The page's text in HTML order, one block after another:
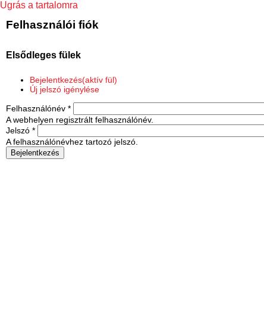
Ugrás a tartalomra
Felhasználói fiók
Elsődleges fülek
Bejelentkezés(aktív fül)
Új jelszó igénylése
Felhasználónév *
A webhelyen regisztrált felhasználónév.
Jelszó *
A felhasználónévhez tartozó jelszó.